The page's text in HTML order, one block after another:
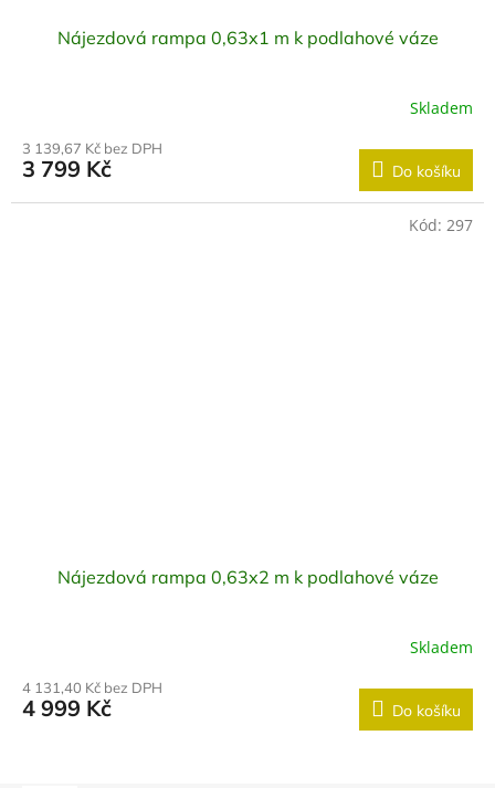
Nájezdová rampa 0,63x1 m k podlahové váze
Skladem
3 139,67 Kč bez DPH
3 799 Kč Do košíku
Nájezdová rampa 0,63x2 m k podlahové váze
Skladem
4 131,40 Kč bez DPH
4 999 Kč Do košíku
Kód: 297